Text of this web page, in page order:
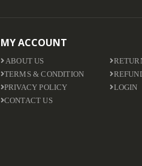
MY ACCOUNT
ABOUT US
TERMS & CONDITION
PRIVACY POLICY
CONTACT US
LOGIN